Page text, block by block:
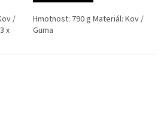
/
x
Hmotnost: 790 g Materiál: Kov /
Guma